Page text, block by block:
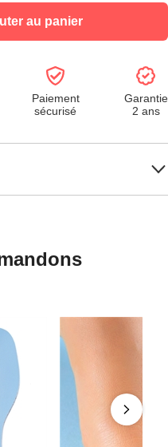
au panier
Paiement
sécurisé
Garantie
2 ans